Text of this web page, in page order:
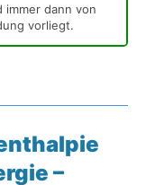
immer dann von
vorliegt.
–